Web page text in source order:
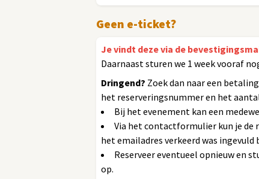
Geen e-ticket?
Je vindt deze via de
Daarnaast sturen we 1 week vooraf
Dringend? Zoek dan naar een
het reserveringsnummer en het
Bij het evenement kan een
Via het contactformulier kun je de
het emailadres verkeerd was ingevuld
Reserveer eventueel opnieuw en
op.